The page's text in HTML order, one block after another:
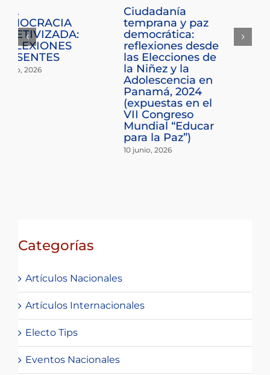
Neuroderechos: Su
importancia como
protección frente a
la influencia de las
neurotecnología
en las decisiones
Comarca Ngäbe-
Buglé y su modelo
de igualdad en
elecciones
tradicionales
indígenas
6 enero, 2026